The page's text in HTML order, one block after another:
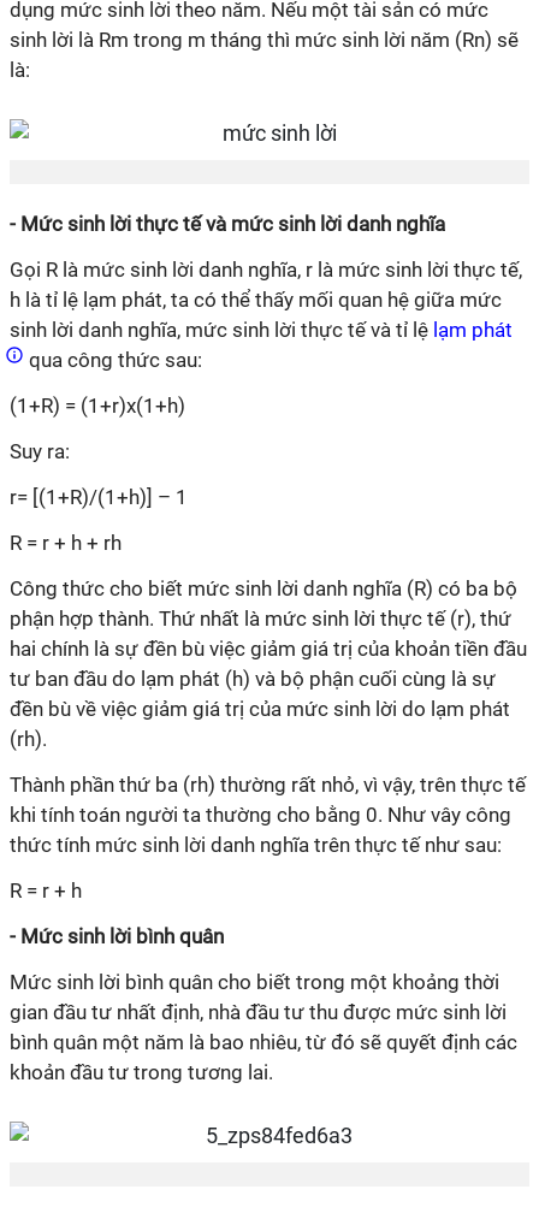
dụng mức sinh lời theo năm. Nếu một tài sản có mức
sinh lời là Rm trong m tháng thì mức sinh lời năm (Rn) sẽ
là:
- Mức sinh lời thực tế và mức sinh lời danh nghĩa
Gọi R là mức sinh lời danh nghĩa, r là mức sinh lời thực tế,
h là tỉ lệ lạm phát, ta có thể thấy mối quan hệ giữa mức
sinh lời danh nghĩa, mức sinh lời thực tế và tỉ lệ lạm phát
qua công thức sau:
(1+R) = (1+r)x(1+h)
Suy ra:
r= [(1+R)/(1+h)] – 1
R = r + h + rh
Công thức cho biết mức sinh lời danh nghĩa (R) có ba bộ
phận hợp thành. Thứ nhất là mức sinh lời thực tế (r), thứ
hai chính là sự đền bù việc giảm giá trị của khoản tiền đầu
tư ban đầu do lạm phát (h) và bộ phận cuối cùng là sự
đền bù về việc giảm giá trị của mức sinh lời do lạm phát
(rh).
Thành phần thứ ba (rh) thường rất nhỏ, vì vậy, trên thực tế
khi tính toán người ta thường cho bằng 0. Như vây công
thức tính mức sinh lời danh nghĩa trên thực tế như sau:
R = r + h
- Mức sinh lời bình quân
Mức sinh lời bình quân cho biết trong một khoảng thời
gian đầu tư nhất định, nhà đầu tư thu được mức sinh lời
bình quân một năm là bao nhiêu, từ đó sẽ quyết định các
khoản đầu tư trong tương lai.